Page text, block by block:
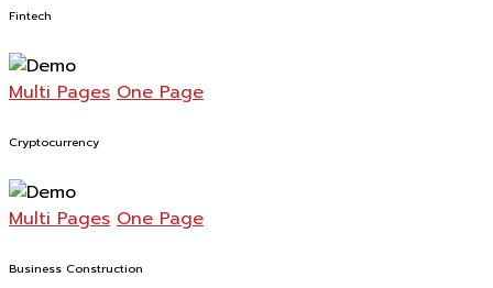
Fintech
Multi Pages One Page
Cryptocurrency
Multi Pages One Page
Business Construction